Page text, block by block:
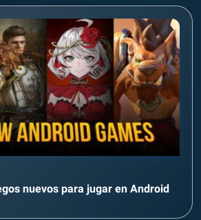
nuevos para jugar en Android